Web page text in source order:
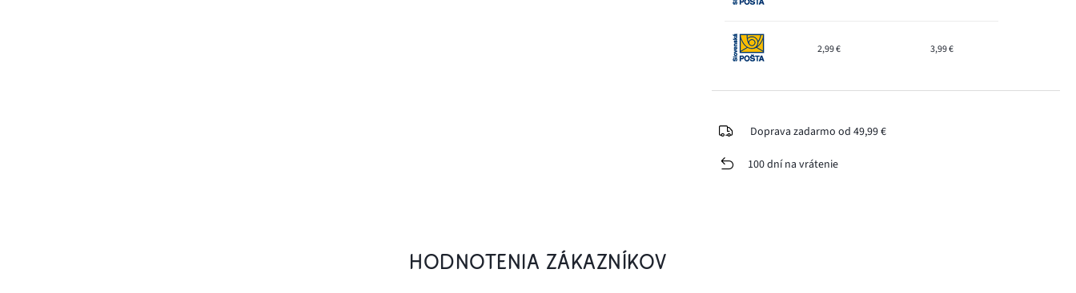
2,99 € 3,99 €
Doprava zadarmo od 49,99 €
100 dní na vrátenie
HODNOTENIA ZÁKAZNÍKOV